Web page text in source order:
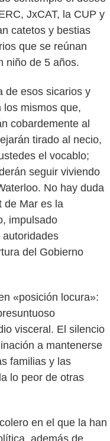
JxCAT, la CUP y
catetos y bestias
que se reúnan
niño de 5 años.
de esos sicarios y
los mismos que,
cobardemente al
tirado al necio,
el vocablo;
seguir viviendo
No hay duda
de Mar es la
impulsado
del Gobierno
«posición locura»:
visceral. El silencio
a mantenerse
familias y las
lo peor de otras
en el que la han
además de